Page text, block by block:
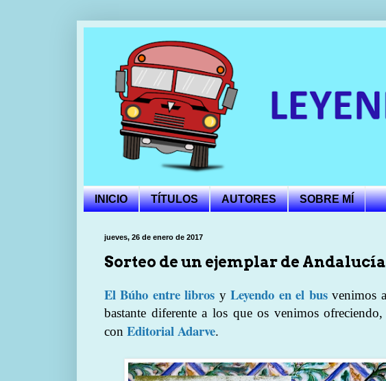
INICIO TÍTULOS AUTORES SOBRE MÍ
jueves, 26 de enero de 2017
Sorteo de un ejemplar de
El Búho entre libros y Leyendo en el bus venimos
bastante diferente a los que os venimos
con Editorial Adarve.